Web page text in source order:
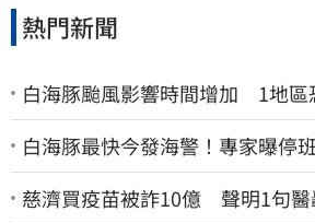
熱門新聞
白海豚颱風影響時間增加 1地區
白海豚最快今發海警！專家曝停
慈濟買疫苗被詐10億 聲明1句醫